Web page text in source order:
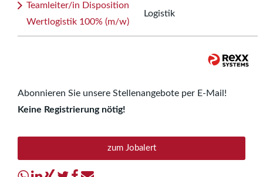
Teamleiter/in Disposition
Wertlogistik 100% (m/w)
Logistik
Abonnieren Sie unsere Stellenangebote per E-Mail!
Keine Registrierung nötig!
zum Jobalert